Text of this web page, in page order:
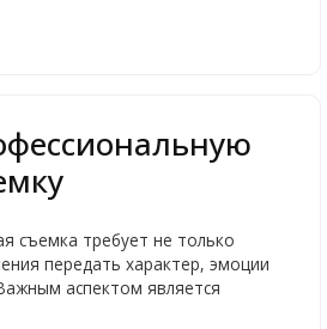
съемка требует не только
передать характер, эмоции
аспектом является